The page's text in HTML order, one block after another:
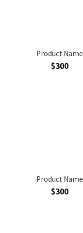
Product Name
$300
Product Name
$300